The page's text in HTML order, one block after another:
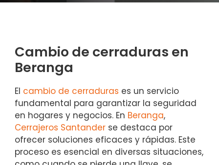
Cambio de cerraduras en
Beranga
El cambio de cerraduras es un servicio
fundamental para garantizar la seguridad
en hogares y negocios. En Beranga,
Cerrajeros Santander se destaca por
ofrecer soluciones eficaces y rápidas. Este
proceso es esencial en diversas situaciones,